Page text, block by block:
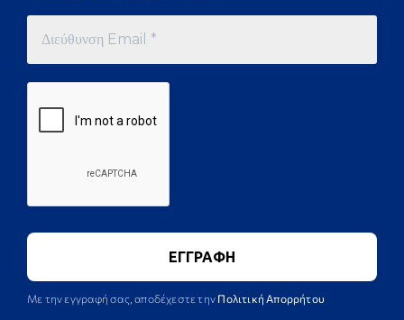
Με την εγγραφή σας, αποδέχεστε την Πολιτική Απορρήτου